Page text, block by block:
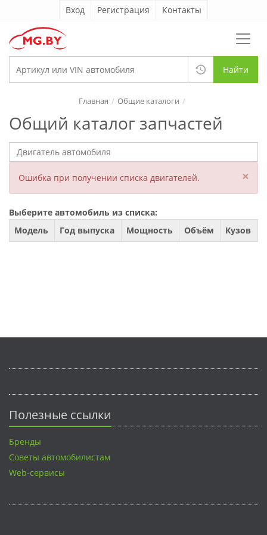
Вход Регистрация Контакты
Найти
Общий каталог запчастей
Главная Общие каталоги
Ошибка при получении списка двигателей. ×
Выберите автомобиль из списка:
Модель
Год выпуска Мощность Объём Кузов
Полезные ссылки
Бренды
Советы автомобилистам
Web-сервисы